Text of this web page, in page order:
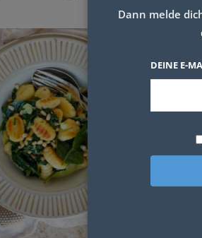
Dann melde
DEINE E-